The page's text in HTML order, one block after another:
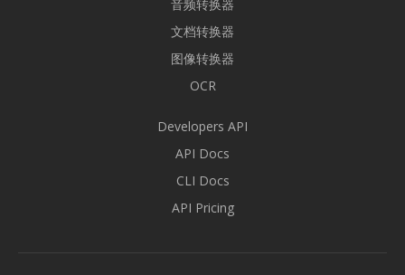
音频转换器
文档转换器
图像转换器
OCR
Developers API
API Docs
CLI Docs
API Pricing